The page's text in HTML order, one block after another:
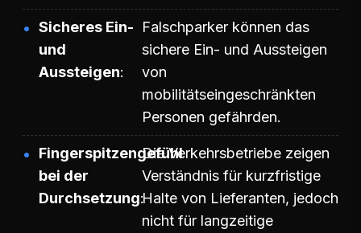
Sicheres Ein-
und
Aussteigen
Falschparker können das
sichere Ein- und Aussteigen
von
mobilitätseingeschränkten
Personen gefährden.
Fingerspitzengefühl
bei der
Durchsetzung
Die Verkehrsbetriebe zeigen
Verständnis für kurzfristige
Halte von Lieferanten, jedoch
nicht für langzeitige